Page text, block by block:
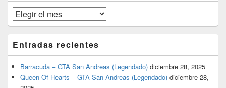
Archivos
Entradas recientes
Barracuda – GTA San Andreas (Legendado) diciembre 28, 2025
Queen Of Hearts – GTA San Andreas (Legendado) diciembre 28,